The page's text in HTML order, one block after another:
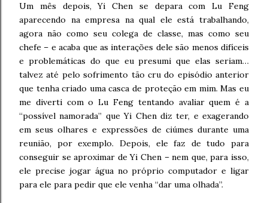
Um mês depois, Yi Chen se depara com Lu Feng
aparecendo na empresa na qual ele está trabalhando,
agora não como seu colega de classe, mas como seu
chefe – e acaba que as interações dele são menos difíceis
e problemáticas do que eu presumi que elas seriam…
talvez até pelo sofrimento tão cru do episódio anterior
que tenha criado uma casca de proteção em mim. Mas eu
me diverti com o Lu Feng tentando avaliar quem é a
“possível namorada” que Yi Chen diz ter, e exagerando
em seus olhares e expressões de ciúmes durante uma
reunião, por exemplo. Depois, ele faz de tudo para
conseguir se aproximar de Yi Chen – nem que, para isso,
ele precise jogar água no próprio computador e ligar
para ele para pedir que ele venha “dar uma olhada”.